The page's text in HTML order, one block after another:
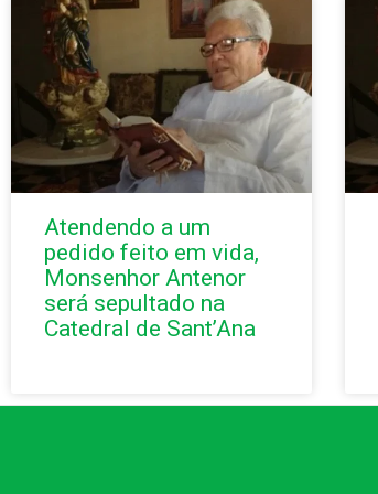
Atendendo a um
pedido feito em vida,
Monsenhor Antenor
será sepultado na
Catedral de Sant’Ana